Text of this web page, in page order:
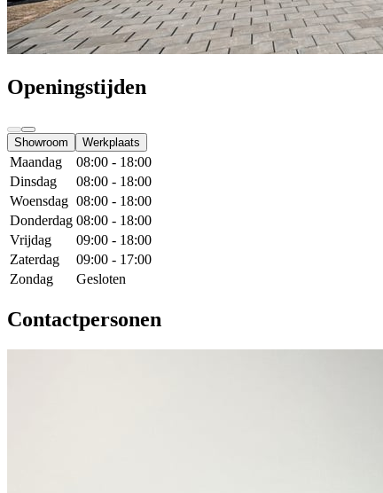
Openingstijden
Showroom Werkplaats
Maandag
08:00 - 18:00
Dinsdag
08:00 - 18:00
Woensdag 08:00 - 18:00
Donderdag 08:00 - 18:00
Vrijdag
09:00 - 18:00
Zaterdag
09:00 - 17:00
Zondag
Gesloten
Contactpersonen